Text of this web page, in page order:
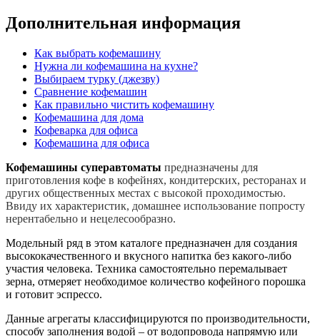
Дополнительная информация
Как выбрать кофемашину
Нужна ли кофемашина на кухне?
Выбираем турку (джезву)
Сравнение кофемашин
Как правильно чистить кофемашину
Кофемашина для дома
Кофеварка для офиса
Кофемашина для офиса
Кофемашины суперавтоматы предназначены для
приготовления кофе в кофейнях, кондитерских, ресторанах и
других общественных местах с высокой проходимостью.
Ввиду их характеристик, домашнее использование попросту
нерентабельно и нецелесообразно.
Модельный ряд в этом каталоге предназначен для создания
высококачественного и вкусного напитка без какого-либо
участия человека. Техника самостоятельно перемалывает
зерна, отмеряет необходимое количество кофейного порошка
и готовит эспрессо.
Данные агрегаты классифицируются по производительности,
способу заполнения водой – от водопровода напрямую или